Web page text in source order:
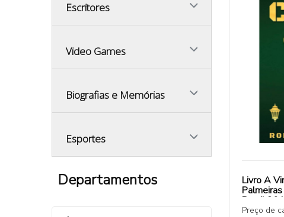
Escritores
Video Games
Biografias e Memórias
Esportes
Departamentos Livro A
Brasil
Preço de